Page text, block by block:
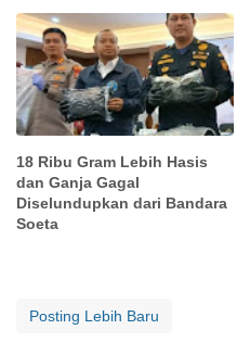
18 Ribu Gram Lebih Hasis
dan Ganja Gagal
Diselundupkan dari Bandara
Soeta
Posting Lebih Baru